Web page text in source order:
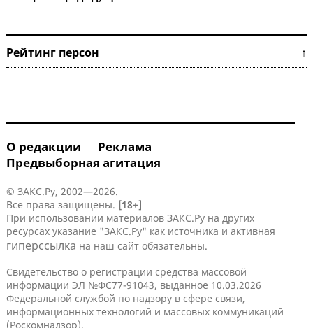
Рейтинг персон ↑
О редакции
Реклама
Предвыборная агитация
© ЗАКС.Ру, 2002—2026.
Все права защищены. [18+]
При использовании материалов ЗАКС.Ру на других
ресурсах указание "ЗАКС.Ру" как источника и активная
гиперссылка на наш сайт обязательны.
Свидетельство о регистрации средства массовой
информации ЭЛ №ФС77-91043, выданное 10.03.2026
Федеральной службой по надзору в сфере связи,
информационных технологий и массовых коммуникаций
(Роскомнадзор).